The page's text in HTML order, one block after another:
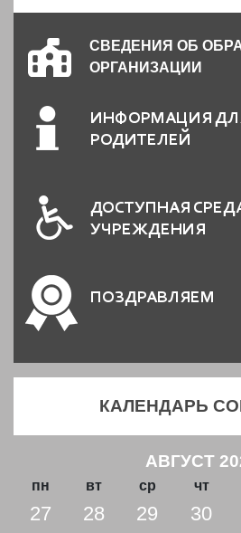
СВЕДЕНИЯ ОБ
ОРГАНИЗАЦИИ
ИНФОРМАЦИЯ
РОДИТЕЛЕЙ
ДОСТУПНАЯ
УЧРЕЖДЕНИЯ
ПОЗДРАВЛЯЕМ
КАЛЕНДАРЬ
АВГУСТ
пн вт ср чт
27 28 29 30